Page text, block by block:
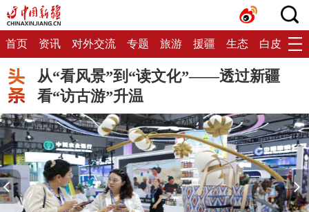
首页 资讯 对外交流 专题 旅游 援疆 生态 白皮书
从“看风景”到“读文化”——透过新疆
看“访古游”升温